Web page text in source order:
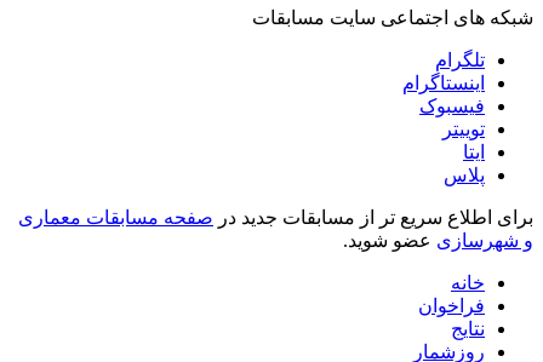
شبکه های اجتماعی سایت مسابقات
تلگرام
اینستاگرام
فیسبوک
توییتر
ایتا
پلاس
برای اطلاع سریع تر از مسابقات جدید در صفحه مسابقات معماری
و شهرسازی عضو شوید.
خانه
فراخوان
نتایج
روزشمار